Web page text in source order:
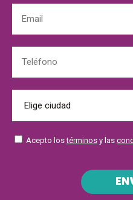
Acepto lostérminos y las